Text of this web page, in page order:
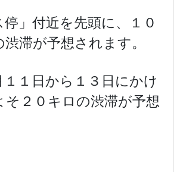
停」付近を先頭に、１０
滞が予想されます。
１日から１３日にかけ
そ２０キロの渋滞が予想